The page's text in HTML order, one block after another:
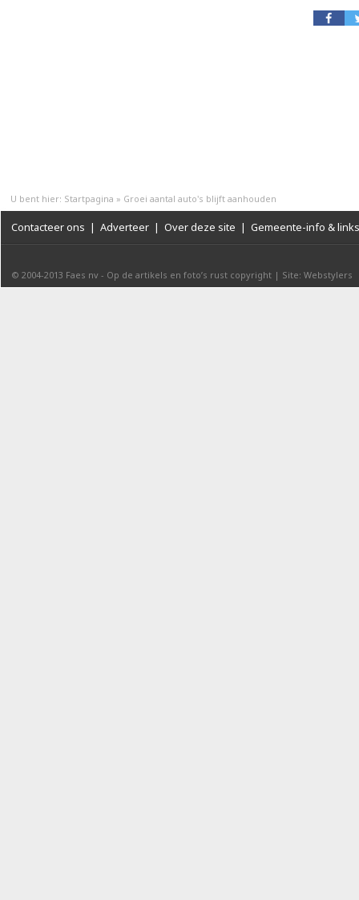
U bent hier: Startpagina » Groei aantal auto's blijft aanhouden
Contacteer ons | Adverteer | Over deze site | Gemeente-info & links
© 2004-2013 Faes nv - Op de artikels en foto’s rust copyright | Site: Webstylers